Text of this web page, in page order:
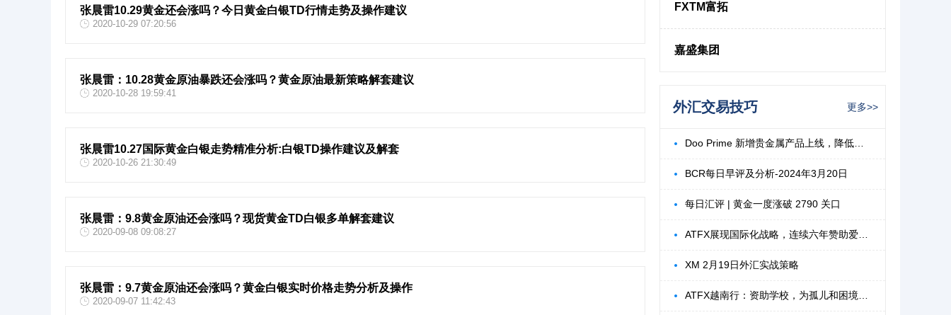
张晨雷10.29黄金还会涨吗？今日黄金白银TD行情走势及操作建议
2020-10-29 07:20:56
张晨雷：10.28黄金原油暴跌还会涨吗？黄金原油最新策略解套建议
2020-10-28 19:59:41
张晨雷10.27国际黄金白银走势精准分析:白银TD操作建议及解套
2020-10-26 21:30:49
张晨雷：9.8黄金原油还会涨吗？现货黄金TD白银多单解套建议
2020-09-08 09:08:27
张晨雷：9.7黄金原油还会涨吗？黄金白银实时价格走势分析及操作
2020-09-07 11:42:43
FXTM富拓
嘉盛集团
外汇交易技巧 更多>>
BCR每日早评及分析-2024年3月20日
每日汇评 | 黄金一度涨破 2790 关口
XM 2月19日外汇实战策略